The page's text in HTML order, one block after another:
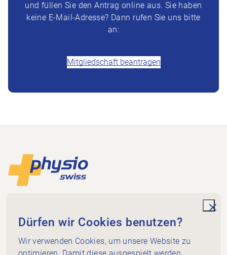
und füllen Sie den Antrag online aus. Sie haben
keine E-Mail-Adresse? Dann rufen Sie uns bitte
an:
Mitgliedschaft beantragen
Footer
Dammweg 3
3013 Bern
+41 58 255 36 00
info@physioswiss.ch
Dürfen wir Cookies benutzen?
Wir verwenden Cookies, um unsere Website zu